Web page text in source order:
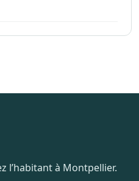
l’habitant à Montpellier.